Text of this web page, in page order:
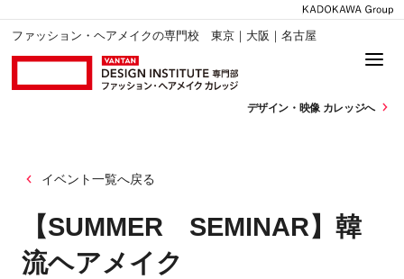
ファッション・ヘアメイクの専門校 東京｜大阪｜名古屋
デザイン・ 映像 カレッジへ
イベント一覧へ戻る
【SUMMER SEMINAR】韓
流ヘアメイク